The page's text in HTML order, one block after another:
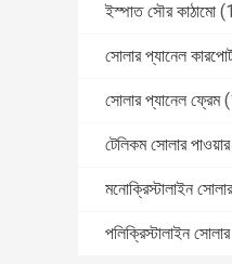
ইস্পাত সৌর কাঠামো
সোলার প্যানেল
সোলার প্যানেল ফ্রেম
টেলিকম সোলার পাওয়ার
মনোক্রিস্টালাইন
পলিক্রিস্টালাইন